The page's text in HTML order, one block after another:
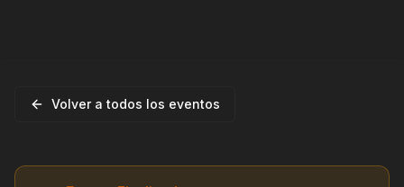
Volver a todos los eventos
Reggae Vibe Cuyo